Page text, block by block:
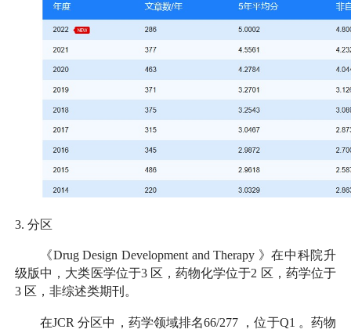
3.分区
《Drug Design Development and Therapy 》在中科院升
级版中，大类医学位于3区，药物化学位于2 区，药学位于
3 区，非综述类期刊。
在JCR 分区中，药学领域排名66/277 ，位于Q1 。药物